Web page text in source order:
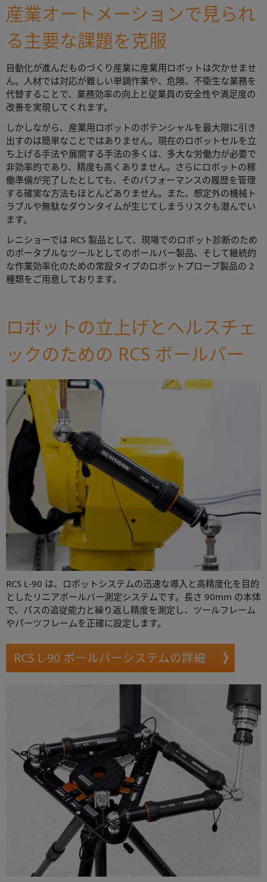
産業オートメーションで見られ
る主要な課題を克服
自動化が進んだものづくり産業に産業用ロボットは欠かせませ
ん。人材では対応が難しい単調作業や、危険、不衛生な業務を
代替することで、業務効率の向上と従業員の安全性や満足度の
改善を実現してくれます。
しかしながら、産業用ロボットのポテンシャルを最大限に引き
出すのは簡単なことではありません。現在のロボットセルを立
ち上げる手法や展開する手法の多くは、多大な労働力が必要で
非効率的であり、精度も高くありません。さらにロボットの稼
働準備が完了したとしても、そのパフォーマンスの履歴を管理
する確実な方法もほとんどありません。また、想定外の機械ト
ラブルや無駄なダウンタイムが生じてしまうリスクも潜んでい
ます。
レニショーでは RCS 製品として、現場でのロボット診断のため
のポータブルなツールとしてのボールバー製品、そして継続的
な作業効率化のための常設タイプのロボットプローブ製品の 2
種類をご用意しております。
ロボットの立上げとヘルスチェ
ックのための RCS ボールバー
RCS L-90 は、ロボットシステムの迅速な導入と高精度化を目的
としたリニアボールバー測定システムです。長さ 90mm の本体
で、パスの追従能力と繰り返し精度を測定し、ツールフレーム
やパーツフレームを正確に設定します。
RCS L-90 ボールバーシステムの詳細